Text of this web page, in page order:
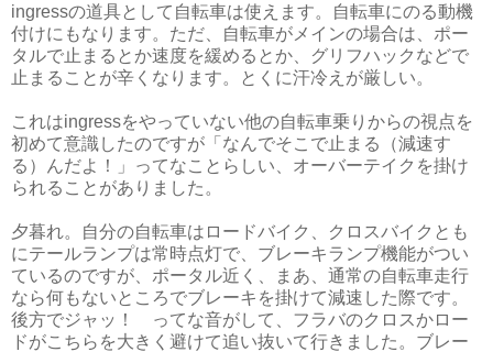
ingressの道具として自転車は使えます。自転車にのる動機
付けにもなります。ただ、自転車がメインの場合は、ポー
タルで止まるとか速度を緩めるとか、グリフハックなどで
止まることが辛くなります。とくに汗冷えが厳しい。
これはingressをやっていない他の自転車乗りからの視点を
初めて意識したのですが「なんでそこで止まる（減速す
る）んだよ！」ってなことらしい、オーバーテイクを掛け
られることがありました。
夕暮れ。自分の自転車はロードバイク、クロスバイクとも
にテールランプは常時点灯で、ブレーキランプ機能がつい
ているのですが、ポータル近く、まあ、通常の自転車走行
なら何もないところでブレーキを掛けて減速した際です。
後方でジャッ！ ってな音がして、フラバのクロスかロー
ドがこちらを大きく避けて追い抜いて行きました。ブレー